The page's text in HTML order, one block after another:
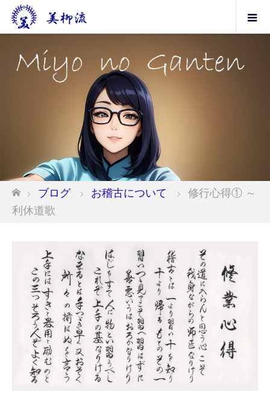
ホームブログ お稽古について
修行心得① ～
利休道歌